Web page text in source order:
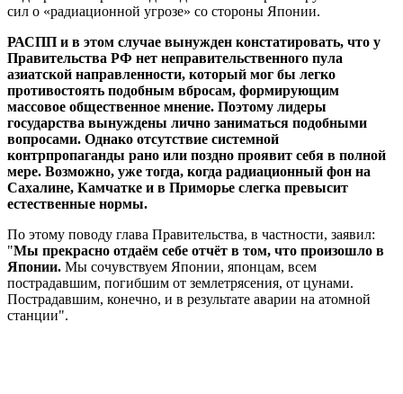
сил о «радиационной угрозе» со стороны Японии.
РАСПП и в этом случае вынужден констатировать, что у
Правительства РФ нет неправительственного пула
азиатской направленности, который мог бы легко
противостоять подобным вбросам, формирующим
массовое общественное мнение. Поэтому лидеры
государства вынуждены лично заниматься подобными
вопросами. Однако отсутствие системной
контрпропаганды рано или поздно проявит себя в полной
мере. Возможно, уже тогда, когда радиационный фон на
Сахалине, Камчатке и в Приморье слегка превысит
естественные нормы.
По этому поводу глава Правительства, в частности, заявил:
"Мы прекрасно отдаём себе отчёт в том, что произошло в
Японии. Мы сочувствуем Японии, японцам, всем
пострадавшим, погибшим от землетрясения, от цунами.
Пострадавшим, конечно, и в результате аварии на атомной
станции".